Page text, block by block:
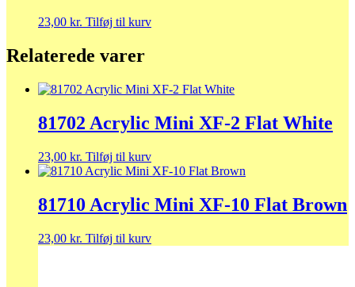
23,00 kr. Tilføj til kurv
Relaterede varer
81702 Acrylic Mini XF-2 Flat White
23,00 kr. Tilføj til kurv
81710 Acrylic Mini XF-10 Flat Brown
23,00 kr. Tilføj til kurv